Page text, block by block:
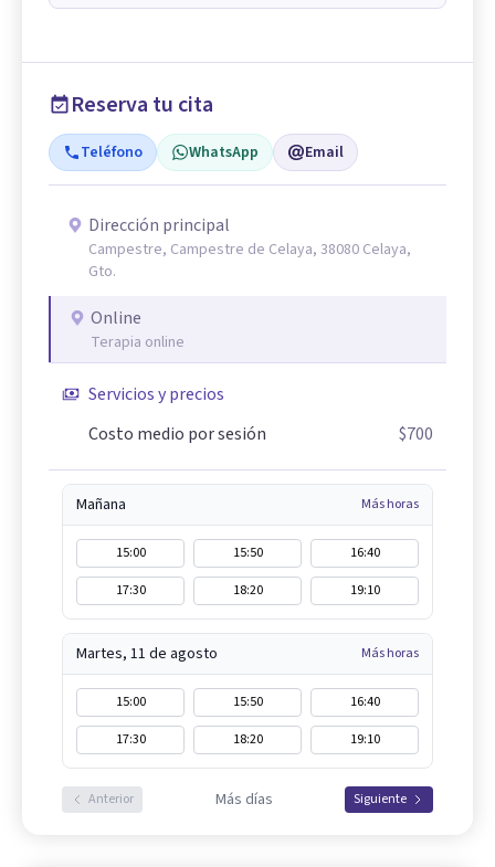
Reserva tu cita
Teléfono WhatsApp Email
Dirección principal
Campestre, Campestre de Celaya, 38080 Celaya,
Gto.
Online
Terapia online
Servicios y precios
Costo medio por sesión
$700
Mañana Más horas
15:00 15:50
16:40
17:30
18:20 19:10
Martes, 11 de agosto Más horas
15:00 15:50
16:40
17:30
18:20 19:10
Anterior Más días Siguiente